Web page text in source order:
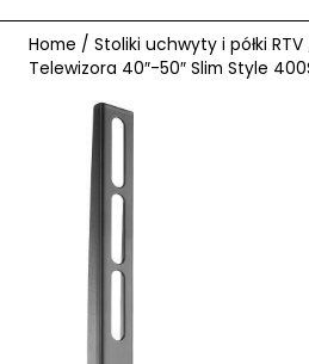
Home / Stoliki uchwyty i półki RTV
Telewizora 40″-50″ Slim Style